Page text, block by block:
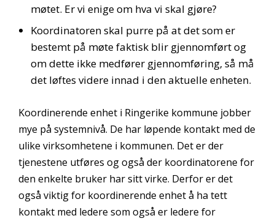
møtet. Er vi enige om hva vi skal gjøre?
Koordinatoren skal purre på at det som er
bestemt på møte faktisk blir gjennomført og
om dette ikke medfører gjennomføring, så må
det løftes videre innad i den aktuelle enheten.
Koordinerende enhet i Ringerike kommune jobber
mye på systemnivå. De har løpende kontakt med de
ulike virksomhetene i kommunen. Det er der
tjenestene utføres og også der koordinatorene for
den enkelte bruker har sitt virke. Derfor er det
også viktig for koordinerende enhet å ha tett
kontakt med ledere som også er ledere for